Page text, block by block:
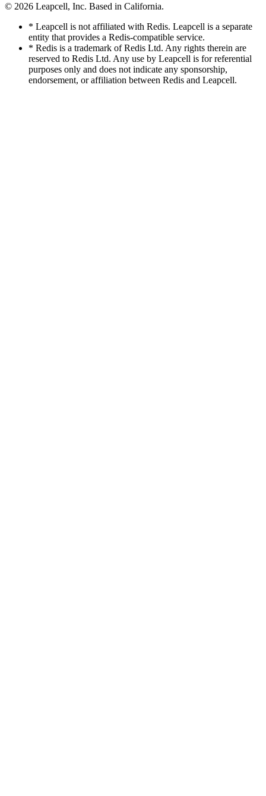
© 2026 Leapcell, Inc. Based in California.
* Leapcell is not affiliated with Redis. Leapcell is a separate
entity that provides a Redis-compatible service.
* Redis is a trademark of Redis Ltd. Any rights therein are
reserved to Redis Ltd. Any use by Leapcell is for referential
purposes only and does not indicate any sponsorship,
endorsement, or affiliation between Redis and Leapcell.